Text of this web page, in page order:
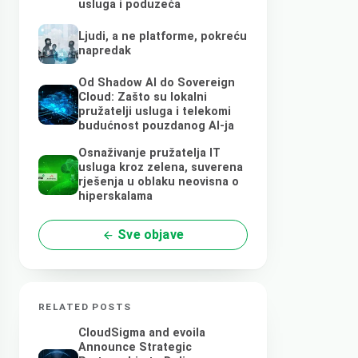
usluga i poduzeća
Ljudi, a ne platforme, pokreću
napredak
Od Shadow AI do Sovereign
Cloud: Zašto su lokalni
pružatelji usluga i telekomi
budućnost pouzdanog AI-ja
Osnaživanje pružatelja IT
usluga kroz zelena, suverena
rješenja u oblaku neovisna o
hiperskalama
Sve objave
RELATED POSTS
CloudSigma and evoila
Announce Strategic